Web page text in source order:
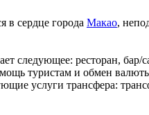
в сердце города Макао,
следующее: ресторан,
туристам и обмен
услуги трансфера: